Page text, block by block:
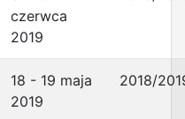
czerwca
2019
18 - 19 maja
2019
2018/